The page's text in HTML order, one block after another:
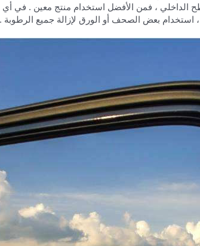
، فمن الأفضل استخدام منتج معين . في أي
بعض الصحف أو الورق لإزالة جميع الرطوبة .